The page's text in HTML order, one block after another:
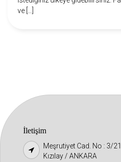
ve […]
İletişim
Meşrutiyet Cad. No : 3/21
Kızılay / ANKARA